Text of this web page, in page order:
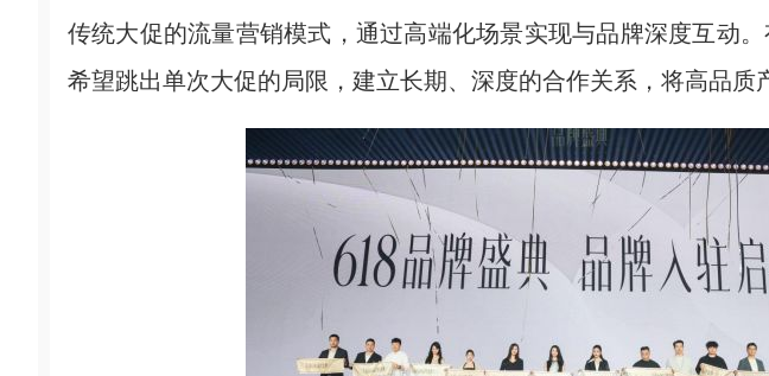
传统大促的流量营销模式，通过高端化场景实现与品牌深度互动
希望跳出单次大促的局限，建立长期、深度的合作关系，将高品质